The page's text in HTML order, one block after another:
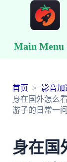
Main Menu
首页
影音加
身在国外怎么
游子的日常一问
身在国